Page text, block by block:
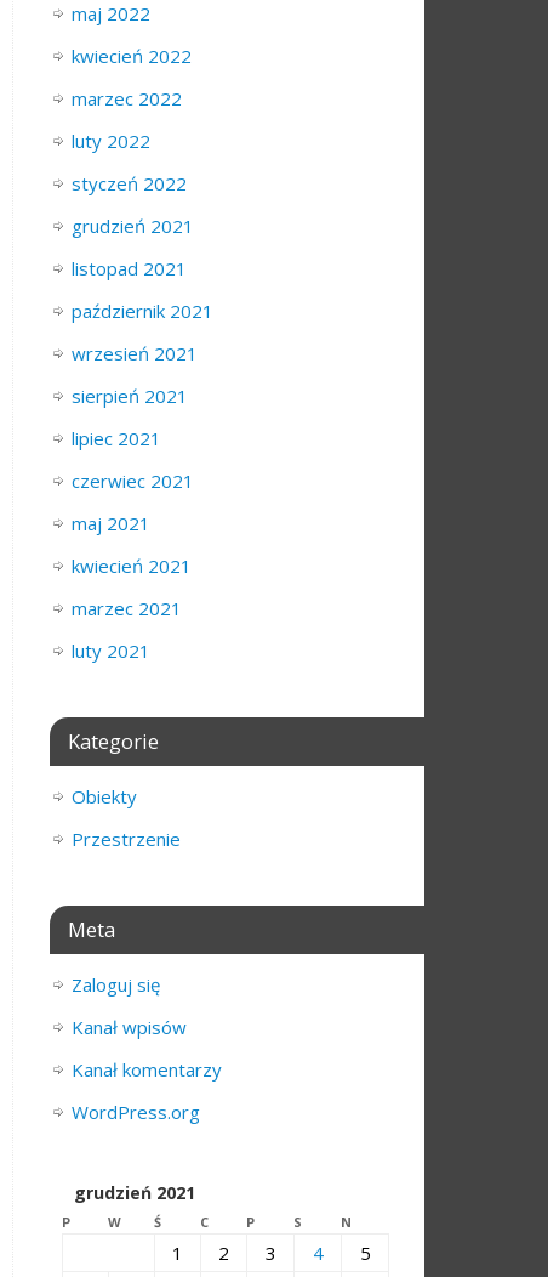
maj 2022
kwiecień 2022
marzec 2022
luty 2022
styczeń 2022
grudzień 2021
listopad 2021
październik 2021
wrzesień 2021
sierpień 2021
lipiec 2021
czerwiec 2021
maj 2021
kwiecień 2021
marzec 2021
luty 2021
Kategorie
Obiekty
Przestrzenie
Meta
Zaloguj się
Kanał wpisów
Kanał komentarzy
WordPress.org
grudzień 2021
P W Ś C P S N
1 2 3 4 5